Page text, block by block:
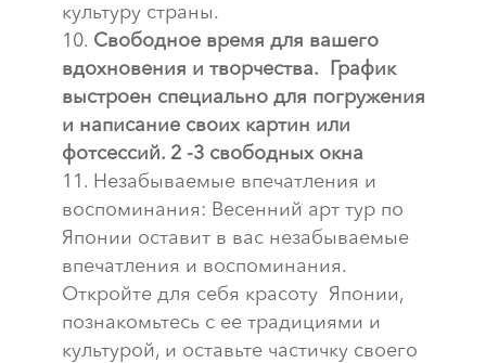
культуру страны.
Свободное время для вашего
вдохновения и творчества. График
выстроен специально для погружения
и написание своих картин или
фотсессий. 2 -3 свободных окна
Незабываемые впечатления и
воспоминания: Весенний арт тур по
Японии оставит в вас незабываемые
впечатления и воспоминания.
Откройте для себя красоту Японии,
познакомьтесь с ее традициями и
культурой, и оставьте частичку своего